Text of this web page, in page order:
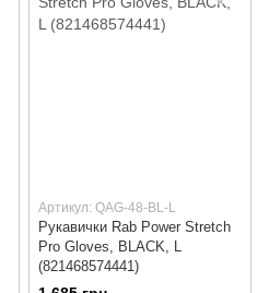
Артикул: QAG-48-BL-L
Рукавички Rab Power Stretch
Pro Gloves, BLACK, L
(821468574441)